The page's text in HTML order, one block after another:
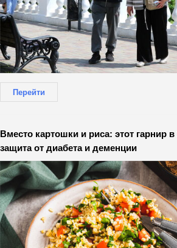
Перейти
Вместо картошки и риса: этот гарнир в
защита от диабета и деменции